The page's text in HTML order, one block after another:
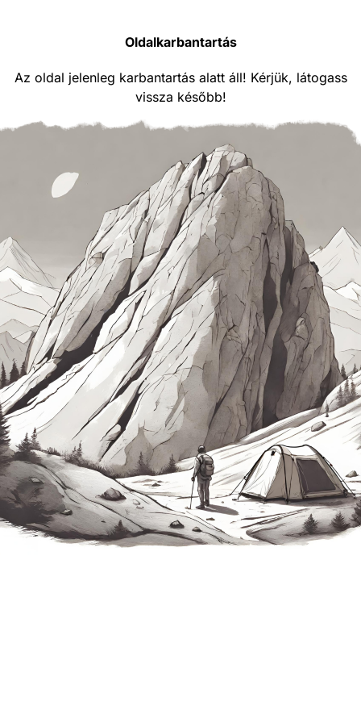
Oldalkarbantartás
Az oldal jelenleg karbantartás alatt áll! Kérjük, látogass
vissza később!